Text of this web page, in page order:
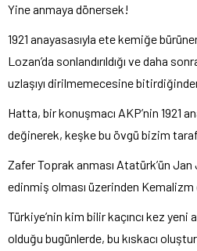
Yine anmaya dönersek!
1921 anayasasıyla ete kemiğe
Lozan’da sonlandırıldığı ve daha
uzlaşıyı dirilmemecesine
Hatta, bir konuşmacı AKP’nin 1921
değinerek, keşke bu övgü bizim
Zafer Toprak anması Atatürk’ün
edinmiş olması üzerinden
Türkiye’nin kim bilir kaçıncı kez yeni
olduğu bugünlerde, bu kıskacı